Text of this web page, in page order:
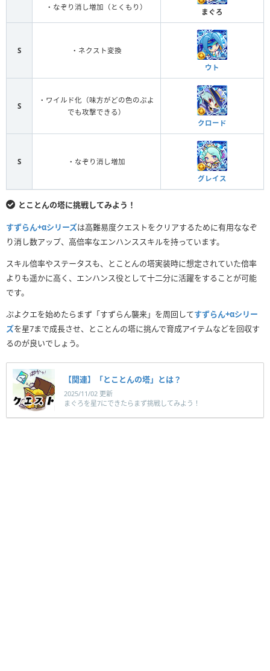
・なぞり消し増加（とくもり）
まぐろ
S
・ネクスト変換
ウト
S
・ワイルド化（味方がどの色のぷよ
でも攻撃できる）
クロード
S
・なぞり消し増加
グレイス
とことんの塔に挑戦してみよう！
すずらん+αシリーズは高難易度クエストをクリアするために有用ななぞ
り消し数アップ、高倍率なエンハンススキルを持っています。
スキル倍率やステータスも、とことんの塔実装時に想定されていた倍率
よりも遥かに高く、エンハンス役として十二分に活躍をすることが可能
です。
ぷよクエを始めたらまず「すずらん襲来」を周回してすずらん+αシリー
ズを星7まで成長させ、とことんの塔に挑んで育成アイテムなどを回収す
るのが良いでしょう。
【関連】「とことんの塔」とは？
2025/11/02 更新
まぐろを星7にできたらまず挑戦してみよう！